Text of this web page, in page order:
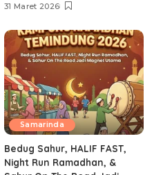
31 Maret 2026
Samarinda
Bedug Sahur, HALIF FAST,
Night Run Ramadhan, &